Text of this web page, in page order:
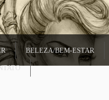
BELEZA/BEM-ESTAR